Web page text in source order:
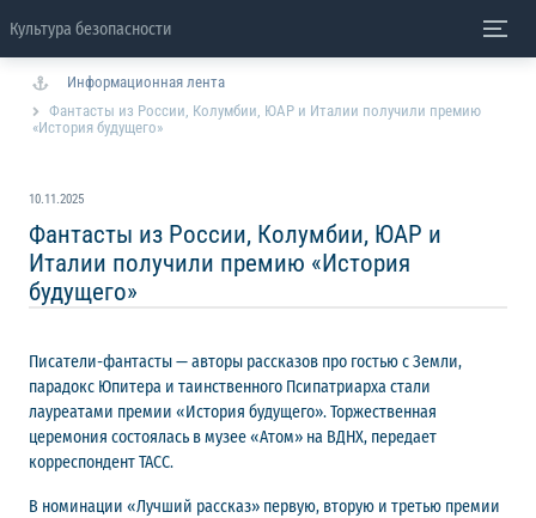
Культура безопасности
Информационная лента
Фантасты из России, Колумбии, ЮАР и Италии получили премию
«История будущего»
10.11.2025
Фантасты из России, Колумбии, ЮАР и
Италии получили премию «История
будущего»
Писатели-фантасты — авторы рассказов про гостью с Земли,
парадокс Юпитера и таинственного Псипатриарха стали
лауреатами премии «История будущего». Торжественная
церемония состоялась в музее «Атом» на ВДНХ, передает
корреспондент ТАСС.
В номинации «Лучший рассказ» первую, вторую и третью премии